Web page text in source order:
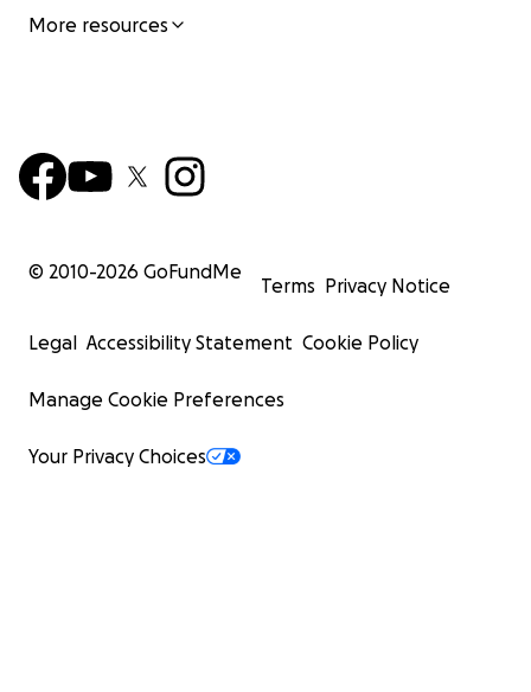
More resources
© 2010-2026 GoFundMe
Terms Privacy Notice
Legal Accessibility Statement Cookie Policy
Manage Cookie Preferences
Your Privacy Choices